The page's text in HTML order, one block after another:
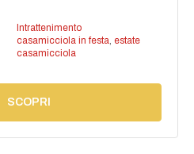
Intrattenimento
casamicciola in festa, estate
casamicciola
SCOPRI